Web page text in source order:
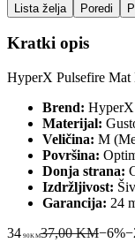
Lista želja Poredi
Kratki opis
HyperX Pulsefire Mat
Brend: HyperX
Materijal:
Veličina: M
Površina:
Donja strana:
Izdržljivost:
Garancija: 24
34 90KM37,00 KM−6%−